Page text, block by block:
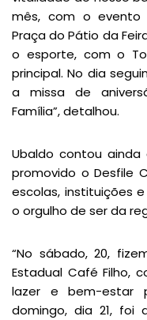
mês, com o evento
Praça do Pátio da
o esporte, com o
principal. No dia
a missa de
Família”, detalhou.
Ubaldo contou
promovido o Desfile
escolas, instituições
o orgulho de ser da
“No sábado, 20,
Estadual Café Filho,
lazer e bem-estar
domingo, dia 21, foi